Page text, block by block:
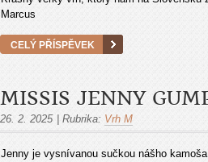
Marcus
CELÝ PŘÍSPĚVEK
MISSIS JENNY
26. 2. 2025 Rubrika: Vrh M
Jenny je vysnívanou sučkou nášho